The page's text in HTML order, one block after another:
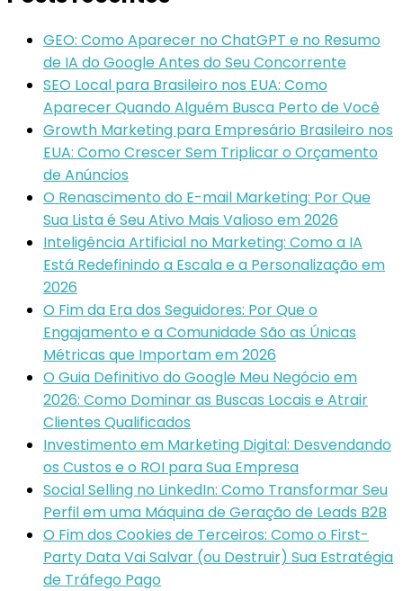
GEO: Como Aparecer no ChatGPT e no Resumo
de IA do Google Antes do Seu Concorrente
SEO Local para Brasileiro nos EUA: Como
Aparecer Quando Alguém Busca Perto de Você
Growth Marketing para Empresário Brasileiro nos
EUA: Como Crescer Sem Triplicar o Orçamento
de Anúncios
O Renascimento do E-mail Marketing: Por Que
Sua Lista é Seu Ativo Mais Valioso em 2026
Inteligência Artificial no Marketing: Como a IA
Está Redefinindo a Escala e a Personalização em
2026
O Fim da Era dos Seguidores: Por Que o
Engajamento e a Comunidade São as Únicas
Métricas que Importam em 2026
O Guia Definitivo do Google Meu Negócio em
2026: Como Dominar as Buscas Locais e Atrair
Clientes Qualificados
Investimento em Marketing Digital: Desvendando
os Custos e o ROI para Sua Empresa
Social Selling no LinkedIn: Como Transformar Seu
Perfil em uma Máquina de Geração de Leads B2B
O Fim dos Cookies de Terceiros: Como o First-
Party Data Vai Salvar (ou Destruir) Sua Estratégia
de Tráfego Pago